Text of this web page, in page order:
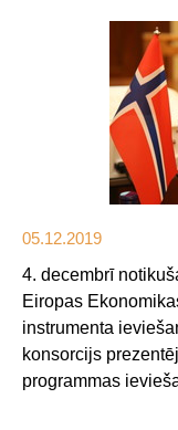
05.12.2019
4. decembrī
Eiropas
instrumenta
konsorcijs
programmas